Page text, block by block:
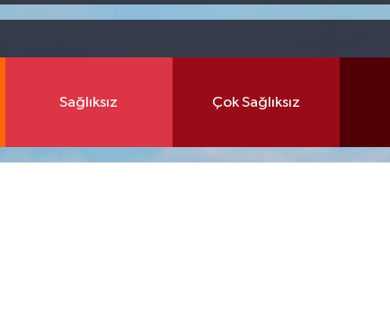
Sağlıksız Çok Sağlıksız